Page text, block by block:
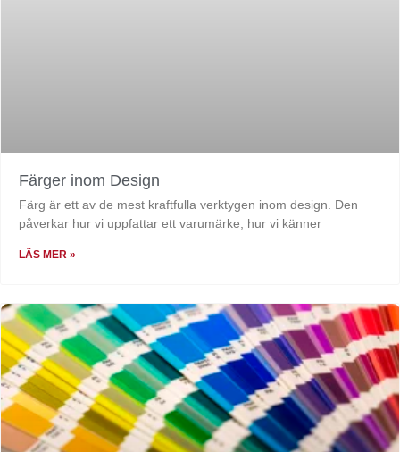
Färger inom Design
Färg är ett av de mest kraftfulla verktygen inom design. Den
påverkar hur vi uppfattar ett varumärke, hur vi känner
LÄS MER »